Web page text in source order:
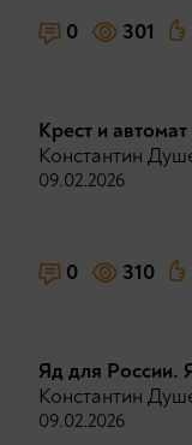
0 301
Крест и
Константин
09.02.2026
0 310
Яд для России.
Константин
09.02.2026